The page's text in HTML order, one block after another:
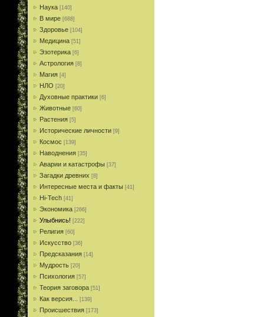
Наука [140]
В мире [688]
Здоровье [104]
Медицина [51]
Эзотерика [6]
Астрология [8]
Магия [4]
НЛО [20]
Духовные практики [6]
Животные [60]
Растения [5]
Исторические личности [9]
Космос [139]
Наводнения [35]
Аварии и катастрофы [37]
Загадки древних [8]
Интересные места и факты [41]
Hi-Tech [41]
Экономика [266]
Улыбнись! [222]
Религия [60]
Искусство [36]
Предсказания [14]
Мудрость [20]
Психология [57]
Теория заговора [51]
Как версия... [139]
Происшествия [173]